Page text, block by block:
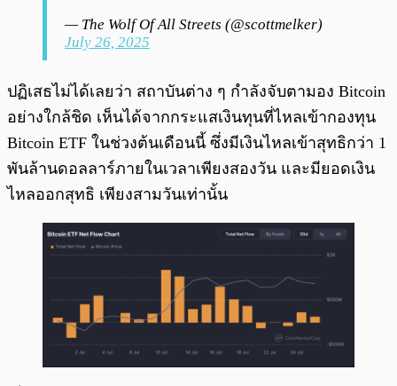
— The Wolf Of All Streets (@scottmelker)
July 26, 2025
ปฏิเสธไม่ได้เลยว่า สถาบันต่าง ๆ กำลังจับตามอง Bitcoin
อย่างใกล้ชิด เห็นได้จากกระแสเงินทุนที่ไหลเข้ากองทุน
Bitcoin ETF ในช่วงต้นเดือนนี้ ซึ่งมีเงินไหลเข้าสุทธิกว่า 1
พันล้านดอลลาร์ภายในเวลาเพียงสองวัน และมียอดเงิน
ไหลออกสุทธิ เพียงสามวันเท่านั้น